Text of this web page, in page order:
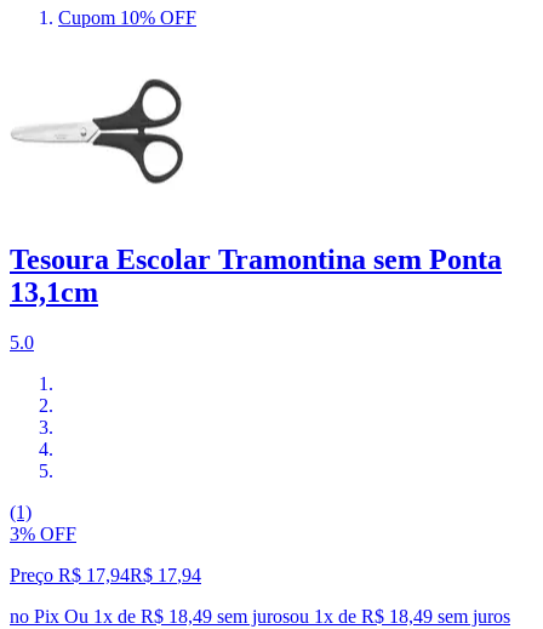
Cupom 10% OFF
Tesoura Escolar Tramontina sem Ponta
13,1cm
5.0
(1)
3% OFF
Preço R$ 17,94R$ 17,94
no Pix Ou 1x de R$ 18,49 sem jurosou 1x de R$ 18,49 sem juros